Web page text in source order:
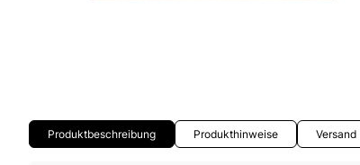
Produktbeschreibung Produkthinweise Versand